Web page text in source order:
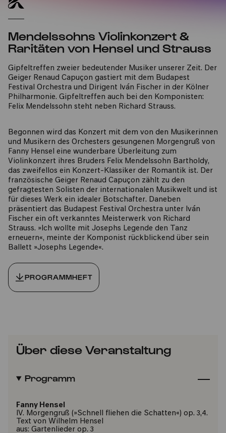
Mendelssohns Violinkonzert &
Raritäten von Hensel und Strauss
Gipfeltreffen zweier bedeutender Musiker unserer Zeit. Der
Geiger Renaud Capuçon gastiert mit dem Budapest
Festival Orchestra und Dirigent Iván Fischer in der Kölner
Philharmonie. Gipfeltreffen auch bei den Komponisten:
Felix Mendelssohn steht neben Richard Strauss.
Begonnen wird das Konzert mit dem von den Musikerinnen
und Musikern des Orchesters gesungenen Morgengruß von
Fanny Hensel eine wunderbare Überleitung zum
Violinkonzert ihres Bruders Felix Mendelssohn Bartholdy,
das zweifellos ein Konzert-Klassiker der Romantik ist. Der
französische Geiger Renaud Capuçon zählt zu den
gefragtesten Solisten der internationalen Musikwelt und ist
für dieses Werk ein idealer Botschafter. Daneben
präsentiert das Budapest Festival Orchestra unter Iván
Fischer ein oft verkanntes Meisterwerk von Richard
Strauss. »Ich wollte mit Josephs Legende den Tanz
erneuern«, meinte der Komponist rückblickend über sein
Ballett »Josephs Legende«.
PROGRAMMHEFT
Über diese Veranstaltung
Programm
Fanny Hensel
IV. Morgengruß (»Schnell fliehen die Schatten«) op. 3,4.
Text von Wilhelm Hensel
aus: Gartenlieder op. 3